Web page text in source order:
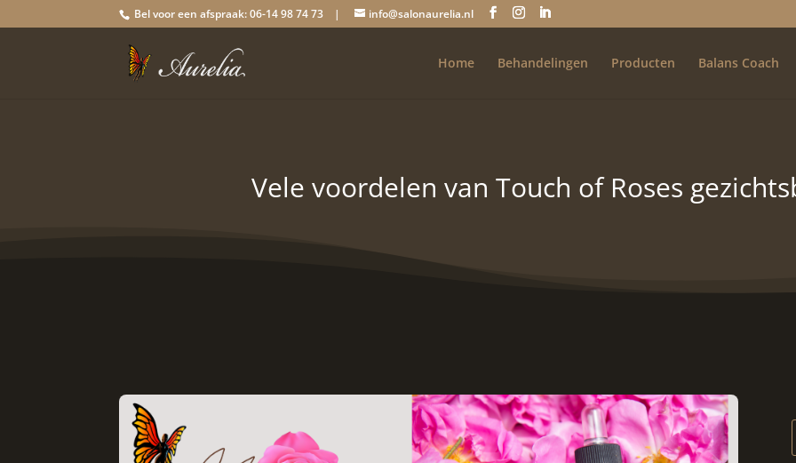
Bel voor een afspraak: 06-14 98 74 73 | info@salonaurelia.nl
Home Behandelingen Producten Balans Coach
Vele voordelen van Touch of Roses